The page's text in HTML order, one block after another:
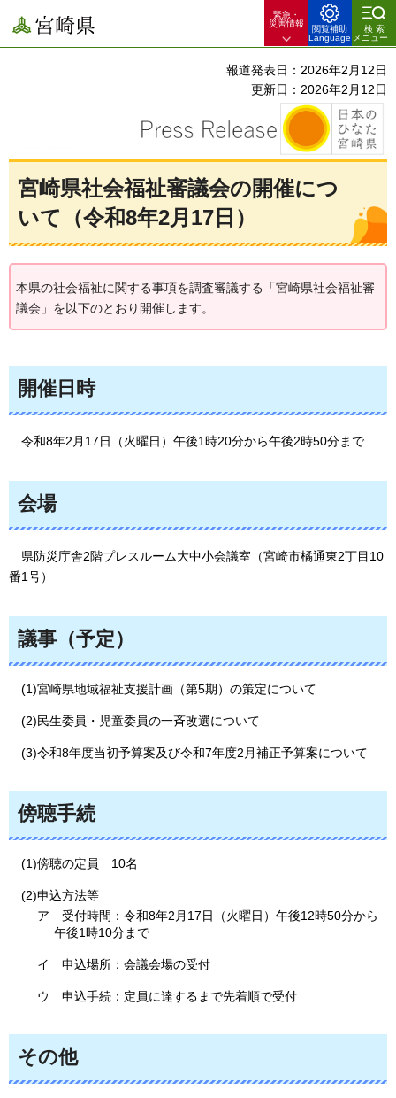
宮崎県
緊急・
災害情報
閲覧補助
Language
検索
メニュー
報道発表日：2026年2月12日
更新日：2026年2月12日
宮崎県社会福祉審議会の開催につ
いて（令和8年2月17日）
本県の社会福祉に関する事項を調査審議する「宮崎県社会福祉審
議会」を以下のとおり開催します。
開催日時
令和8年2月17日（火曜日）午後1時20分から午後2時50分まで
会場
県防災庁舎2階プレスルーム大中小会議室（宮崎市橘通東2丁目10
番1号）
議事（予定）
(1)宮崎県地域福祉支援計画（第5期）の策定について
(2)民生委員・児童委員の一斉改選について
(3)令和8年度当初予算案及び令和7年度2月補正予算案について
傍聴手続
(1)傍聴の定員 10名
(2)申込方法等
ア
受付時間：令和8年2月17日（火曜日）午後12時50分から
午後1時10分まで
イ 申込場所：会議会場の受付
ウ 申込手続：定員に達するまで先着順で受付
その他